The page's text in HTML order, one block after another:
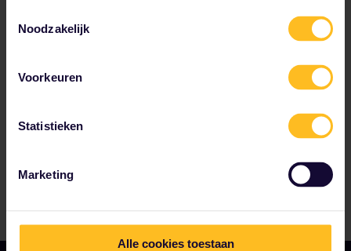
Noodzakelijk
Voorkeuren
Statistieken
Marketing
Alle cookies toestaan